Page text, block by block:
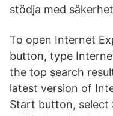
stödja med
To open Internet
button, type
the top search
latest version of
Start button, select